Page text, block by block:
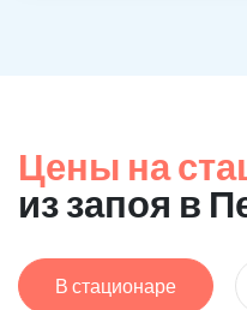
Цены на
из запоя в
В стационаре